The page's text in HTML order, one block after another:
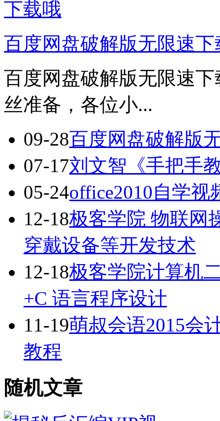
百度网盘破解版无限速下
百度网盘破解版无限速
丝准备，各位小...
09-28百度网盘破解版
07-17刘文智《手把手
05-24office2010自学视
12-18极客学院 物联网
穿戴设备等开发技术
12-18极客学院计算机
+C 语言程序设计
11-19萌叔会语2015会
教程
随机文章